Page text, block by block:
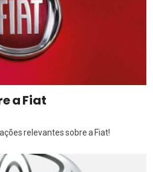
a Fiat
relevantes sobre a Fiat!